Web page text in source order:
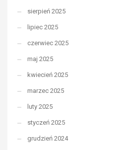
sierpień 2025
lipiec 2025
czerwiec 2025
maj 2025
kwiecień 2025
marzec 2025
luty 2025
styczeń 2025
grudzień 2024